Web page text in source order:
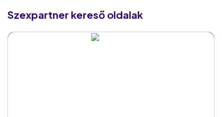
Szexpartner kereső oldalak